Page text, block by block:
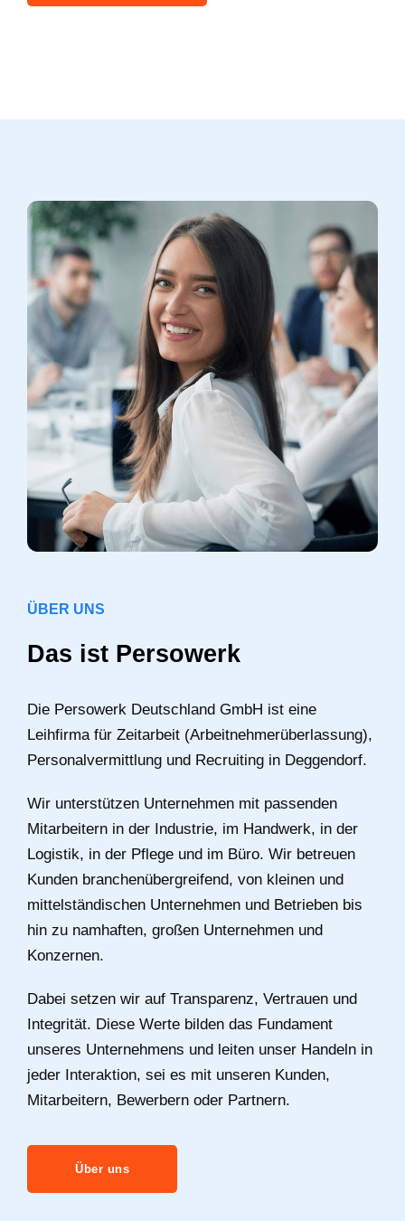
ÜBER UNS
Das ist Persowerk
Die Persowerk Deutschland GmbH ist eine
Leihfirma für Zeitarbeit (Arbeitnehmerüberlassung),
Personalvermittlung und Recruiting in Deggendorf.
Wir unterstützen Unternehmen mit passenden
Mitarbeitern in der Industrie, im Handwerk, in der
Logistik, in der Pflege und im Büro. Wir betreuen
Kunden branchenübergreifend, von kleinen und
mittelständischen Unternehmen und Betrieben bis
hin zu namhaften, großen Unternehmen und
Konzernen.
Dabei setzen wir auf Transparenz, Vertrauen und
Integrität. Diese Werte bilden das Fundament
unseres Unternehmens und leiten unser Handeln in
jeder Interaktion, sei es mit unseren Kunden,
Mitarbeitern, Bewerbern oder Partnern.
Über uns